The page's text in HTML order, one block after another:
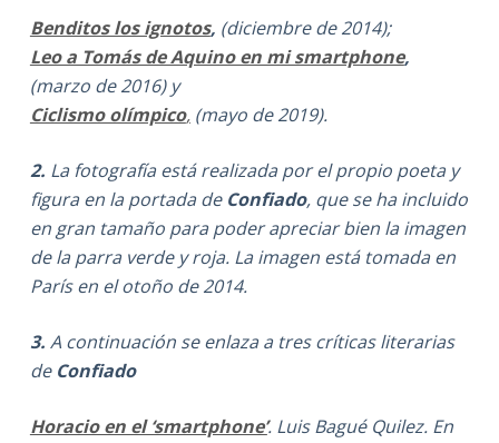
Benditos los ignotos, (diciembre de 2014);
Leo a Tomás de Aquino en mi smartphone,
(marzo de 2016) y
Ciclismo olímpico,(mayo de 2019).
2. La fotografía está realizada por el propio poeta y
figura en la portada deConfiado, que se haincluido
en gran tamaño para poder apreciar bien la imagen
de la parra verde y roja. La imagen está tomada en
París en el otoño de 2014.
3. A continuación se enlaza a tres críticas literarias
deConfiado
Horacio en el ‘smartphone’. Luis Bagué Quilez. En